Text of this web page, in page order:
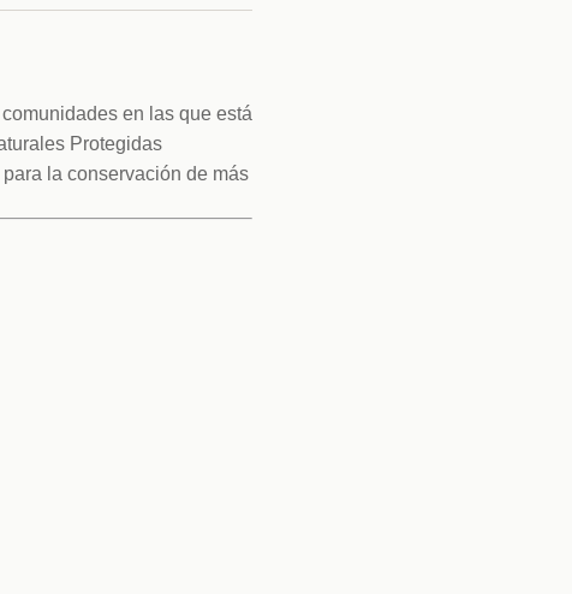
en las que está
Protegidas
la conservación de más